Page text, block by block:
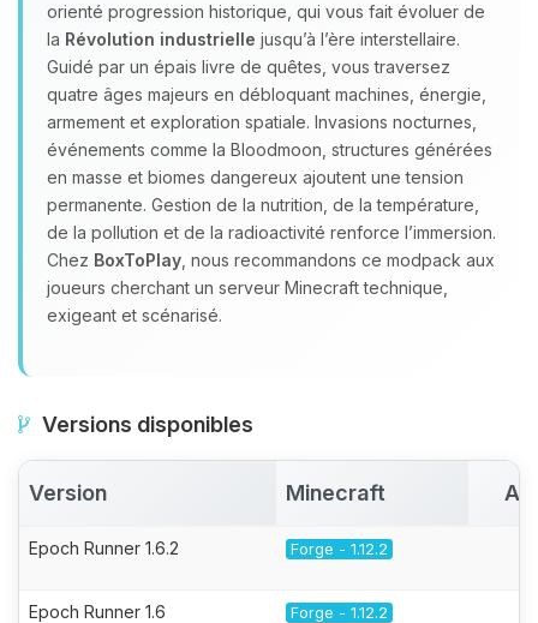
orienté progression historique, qui vous fait évoluer de
la Révolution industrielle jusqu’à l’ère interstellaire.
Guidé par un épais livre de quêtes, vous traversez
quatre âges majeurs en débloquant machines, énergie,
armement et exploration spatiale. Invasions nocturnes,
événements comme la Bloodmoon, structures générées
en masse et biomes dangereux ajoutent une tension
permanente. Gestion de la nutrition, de la température,
de la pollution et de la radioactivité renforce l’immersion.
Chez BoxToPlay , nous recommandons ce modpack aux
joueurs cherchant un serveur Minecraft technique,
exigeant et scénarisé.
Versions disponibles
Version Minecraft
Epoch Runner 1.6.2 Forge - 1.12.2
Epoch Runner 1.6 Forge - 1.12.2